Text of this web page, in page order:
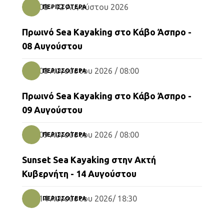
ΠΕΡΙΣΣΌΤΕΡΑ
08 - 12 Αυγούστου 2026
ΠΕΡΙΣΣΌΤΕΡΑ
Πρωινό Sea Kayaking στο Κάβο Άσπρο -
08 Αυγούστου
08 Αυγούστου 2026 / 08:00
ΠΕΡΙΣΣΌΤΕΡΑ
Πρωινό Sea Kayaking στο Κάβο Άσπρο -
09 Αυγούστου
09 Αυγούστου 2026 / 08:00
ΠΕΡΙΣΣΌΤΕΡΑ
Sunset Sea Kayaking στην Ακτή
Κυβερνήτη - 14 Αυγούστου
14 Αυγούστου 2026/ 18:30